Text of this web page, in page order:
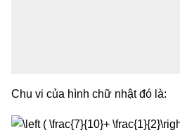
Chu vi của hình chữ nhật đó là: